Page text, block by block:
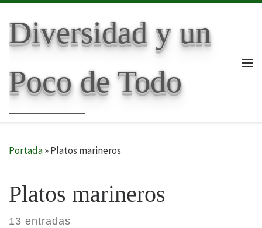
Diversidad y un
Poco de Todo
Portada»Platos marineros
Platos marineros
13 entradas